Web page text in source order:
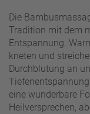
Die
Tradition mit dem
Entspannung.
kneten und
Durchblutung an
eine wunderbare
Heilversprechen,